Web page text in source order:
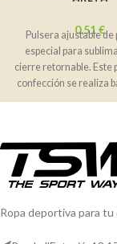
0,51€
Pulsera ajustable
especial para
cierre retornable. Este
confección se realiza
Stock
Ropa deportiva para tu